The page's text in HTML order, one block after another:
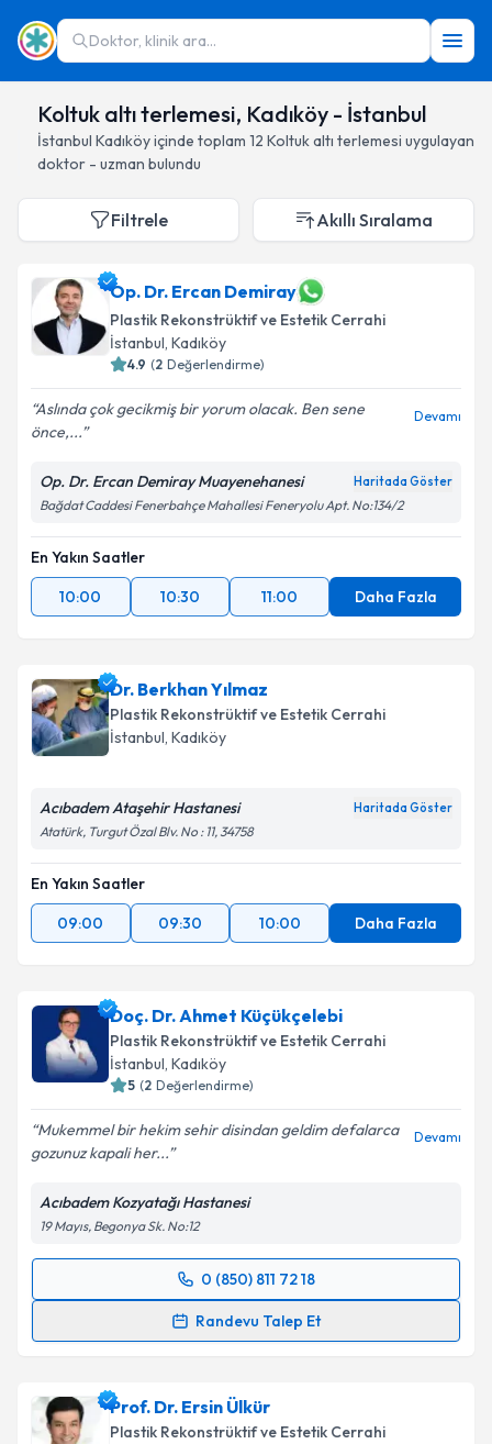
Doktor, klinik ara...
Koltuk altı terlemesi, Kadıköy - İstanbul
İstanbul Kadıköyiçinde toplam 12 Koltuk altı terlemesi uygulayan
doktor - uzman bulundu
Filtrele Akıllı Sıralama
Op. Dr. Ercan Demiray
Plastik Rekonstrüktif ve Estetik Cerrahi
İstanbul, Kadıköy
4.9 (2 Değerlendirme)
Aslında çok gecikmiş bir yorum olacak. Ben sene
önce,...
Devamı
Op. Dr. Ercan Demiray Muayenehanesi Haritada Göster
Bağdat Caddesi Fenerbahçe Mahallesi Feneryolu Apt. No:134/2
En Yakın Saatler
10:00
10:30 11:00 Daha Fazla
Dr. Berkhan Yılmaz
Plastik Rekonstrüktif ve Estetik Cerrahi
İstanbul, Kadıköy
Acıbadem Ataşehir Hastanesi Haritada Göster
Atatürk, Turgut Özal Blv. No : 11, 34758
En Yakın Saatler
09:00
09:30 10:00 Daha Fazla
Doç. Dr. Ahmet Küçükçelebi
Plastik Rekonstrüktif ve Estetik Cerrahi
İstanbul, Kadıköy
5 (2 Değerlendirme)
Mukemmel bir hekim sehir disindan geldim defalarca
gozunuz kapali her...
Devamı
Acıbadem Kozyatağı Hastanesi
19 Mayıs, Begonya Sk. No:12
0 (850) 811 72 18
Randevu Talep Et
Randevu Takvimi Talebi
için bir takvim hazırlandığında e-posta ile
bilgilendireceğiz.
Prof. Dr. Ersin Ülkür
Plastik Rekonstrüktif ve Estetik Cerrahi